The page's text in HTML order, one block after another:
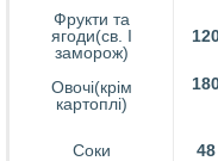
Фрукти та
ягоди(св. І
заморож)
Овочі(крім
картоплі)
1
Соки 48